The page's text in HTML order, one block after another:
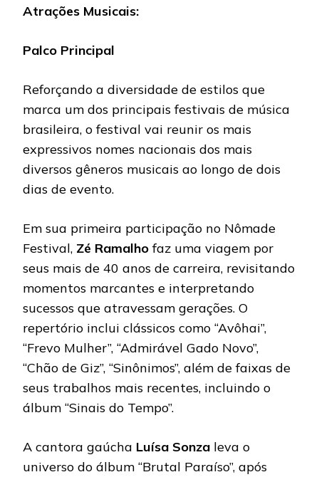
Atrações Musicais:
Palco Principal
Reforçando a diversidade de estilos que
marca um dos principais festivais de música
brasileira, o festival vai reunir os mais
expressivos nomes nacionais dos mais
diversos gêneros musicais ao longo de dois
dias de evento.
Em sua primeira participação no Nômade
Festival, Zé Ramalhofaz uma viagem por
seus mais de 40 anos de carreira, revisitando
momentos marcantes e interpretando
sucessos que atravessam gerações. O
repertório inclui clássicos como “Avôhai”,
“Frevo Mulher”, “Admirável Gado Novo”,
“Chão de Giz”, “Sinônimos”, além de faixas de
seus trabalhos mais recentes, incluindo o
álbum “Sinais do Tempo”.
A cantora gaúcha Luísa Sonza leva o
universo do álbum “Brutal Paraíso”, após